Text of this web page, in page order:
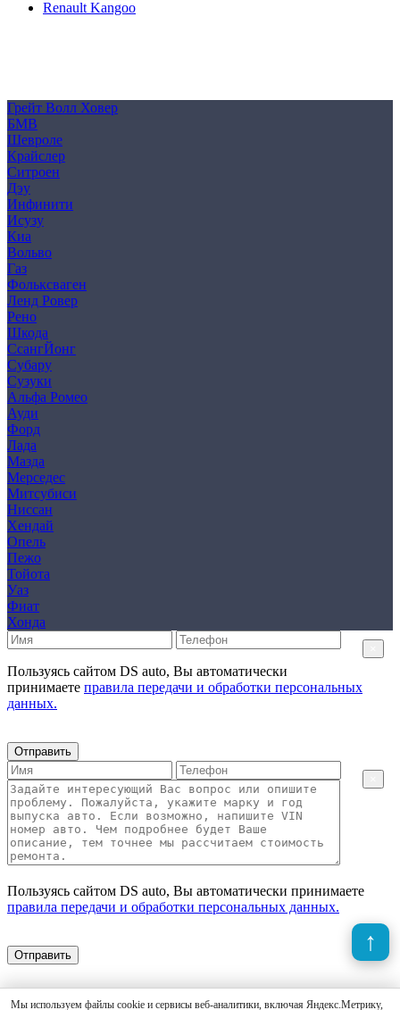
Renault Kangoo
Грейт Волл Ховер
БМВ
Шевроле
Крайслер
Ситроен
Дэу
Инфинити
Исузу
Киа
Вольво
Газ
Фольксваген
Ленд Ровер
Рено
Шкода
СсангЙонг
Субару
Сузуки
Альфа Ромео
Ауди
Форд
Лада
Мазда
Мерседес
Митсубиси
Ниссан
Хендай
Опель
Пежо
Тойота
Уаз
Фиат
Хонда
Мы используем файлы cookie и сервисы веб-аналитики, включая Яндекс.Метрику,
Пользуясь сайтом DS auto, Вы автоматически
принимаете правила передачи и обработки персональных
данных.
Отправить
Пользуясь сайтом DS auto, Вы автоматически принимаете
правила передачи и обработки персональных данных.
Отправить